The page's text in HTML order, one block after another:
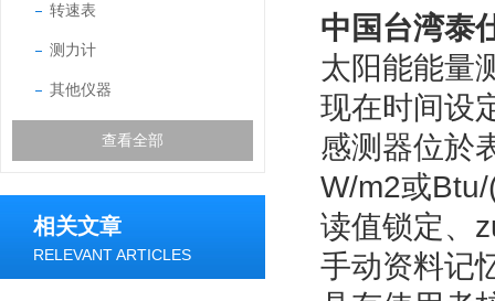
转速表
测力计
其他仪器
查看全部
相关文章
RELEVANT ARTICLES
中国台湾泰
太阳能能量
现在时间设
感测器位於
W/m2或
读值锁定、
手动资料记